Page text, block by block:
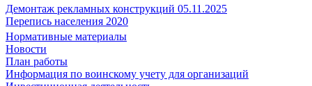
Демонтаж рекламных конструкций 05.11.2025
Перепись населения 2020
Нормативные материалы
Новости
План работы
Информация по воинскому учету для организаций